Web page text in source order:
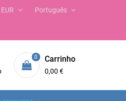
Português
EUR
0 Carrinho
0,00 €